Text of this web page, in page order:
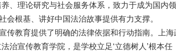
、理论研究与社会服务体系，致力于成为国内领
根基、讲好中国法治故事提供有力支撑。
传教育提供了明确的法律依据和行动指南。上海
治宣传教育学院，是学校立足‘立德树人’根本任